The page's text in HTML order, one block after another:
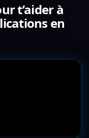
t’aider à
en